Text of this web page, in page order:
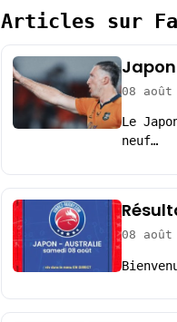
Articles sur
08 août
Le
neuf…
08 août